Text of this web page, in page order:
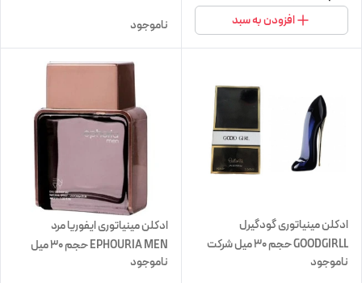
افزودن به سبد ناموجود
ادکلن مینیاتوری گودگیرل
GOODGIRLL حجم 30 میل شرکت
بالرینا
ناموجود
ادکلن مینیاتوری ایفوریا مرد
EPHOURIA MEN حجم 30 میل
شرکت بالرینا
ناموجود